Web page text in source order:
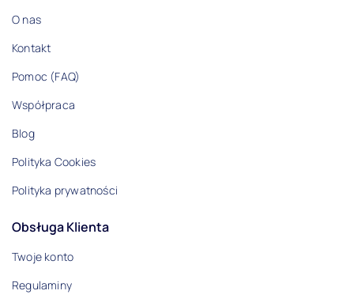
O nas
Kontakt
Pomoc (FAQ)
Współpraca
Blog
Polityka Cookies
Polityka prywatności
Obsługa Klienta
Twoje konto
Regulaminy